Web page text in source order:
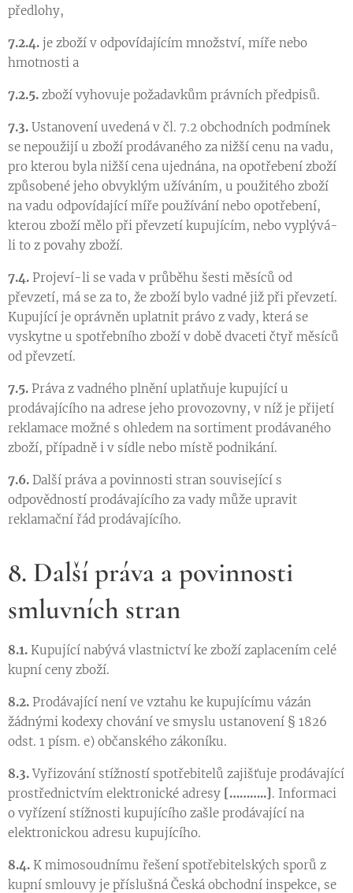
předlohy,
7.2.4. je zboží v odpovídajícím množství, míře nebo
hmotnosti a
7.2.5. zboží vyhovuje požadavkům právních předpisů.
7.3. Ustanovení uvedená v čl. 7.2 obchodních podmínek
se nepoužijí u zboží prodávaného za nižší cenu na vadu,
pro kterou byla nižší cena ujednána, na opotřebení zboží
způsobené jeho obvyklým užíváním, u použitého zboží
na vadu odpovídající míře používání nebo opotřebení,
kterou zboží mělo při převzetí kupujícím, nebo vyplývá-
li to z povahy zboží.
7.4. Projeví-li se vada v průběhu šesti měsíců od
převzetí, má se za to, že zboží bylo vadné již při převzetí.
Kupující je oprávněn uplatnit právo z vady, která se
vyskytne u spotřebního zboží v době dvaceti čtyř měsíců
od převzetí.
7.5. Práva z vadného plnění uplatňuje kupující u
prodávajícího na adrese jeho provozovny, v níž je přijetí
reklamace možné s ohledem na sortiment prodávaného
zboží, případně i v sídle nebo místě podnikání.
7.6. Další práva a povinnosti stran související s
odpovědností prodávajícího za vady může upravit
reklamační řád prodávajícího.
8. Další práva a povinnosti
smluvních stran
8.1. Kupující nabývá vlastnictví ke zboží zaplacením celé
kupní ceny zboží.
8.2. Prodávající není ve vztahu ke kupujícímu vázán
žádnými kodexy chování ve smyslu ustanovení § 1826
odst. 1 písm. e) občanského zákoníku.
8.3.Vyřizování stížností spotřebitelů zajišťuje prodávající
prostřednictvím elektronické adresy [………..]. Informaci
o vyřízení stížnosti kupujícího zašle prodávající na
elektronickou adresu kupujícího.
8.4. K mimosoudnímu řešení spotřebitelských sporů z
kupní smlouvy je příslušná Česká obchodní inspekce, se